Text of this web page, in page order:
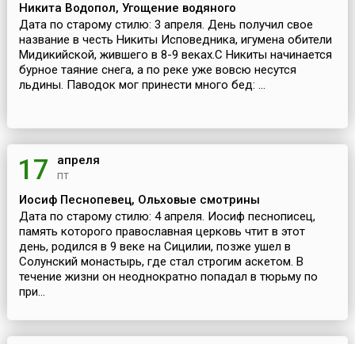
Никита Водопол, Угощение водяного
Дата по старому стилю: 3 апреля. День получил свое
название в честь Никиты Исповедника, игумена обители
Мидикийской, жившего в 8-9 веках.С Никиты начинается
бурное таяние снега, а по реке уже вовсю несутся
льдины. Паводок мог принести много бед: ...
17 апреля
пт
Иосиф Песнопевец, Ольховые смотрины
Дата по старому стилю: 4 апреля. Иосиф песнописец,
память которого православная церковь чтит в этот
день, родился в 9 веке на Сицилии, позже ушел в
Солунский монастырь, где стал строгим аскетом. В
течение жизни он неоднократно попадал в тюрьму по
при...